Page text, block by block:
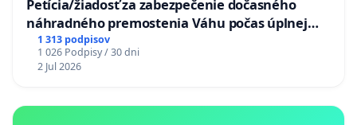
Petícia/žiadosť za zabezpečenie dočasného
náhradného premostenia Váhu počas úplnej
uzávery Vážskeho mosta v Komárne
1 313 podpisov
1 026 Podpisy / 30 dni
2 Jul 2026